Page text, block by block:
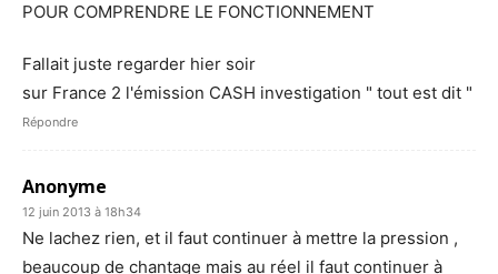
POUR COMPRENDRE LE FONCTIONNEMENT
Fallait juste regarder hier soir
sur France 2 l'émission CASH investigation " tout est dit "
Répondre
Anonyme
12 juin 2013 à 18h34
Ne lachez rien, et il faut continuer à mettre la pression ,
beaucoup de chantage mais au réel il faut continuer à